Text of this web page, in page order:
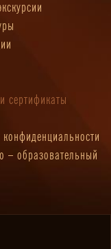
сертификаты
конфиденциальности
– образовательный